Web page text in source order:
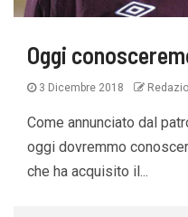
Oggi
3 Dicembre 2018
Come annunciato dal
oggi dovremmo
che ha acquisito il...